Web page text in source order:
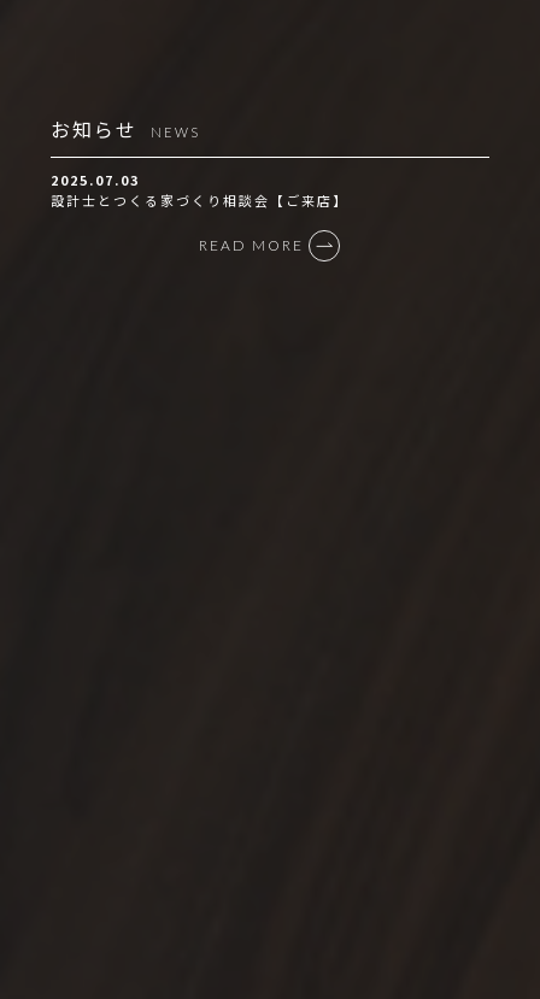
お知らせ NEWS
2025.07.03
設計士とつくる家づくり相談会【ご来店】
READ MORE